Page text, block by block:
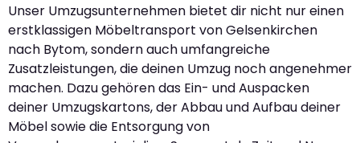
Unser Umzugsunternehmen bietet dir nicht nur einen
erstklassigen Möbeltransport von Gelsenkirchen
nach Bytom, sondern auch umfangreiche
Zusatzleistungen, die deinen Umzug noch angenehmer
machen. Dazu gehören das Ein- und Auspacken
deiner Umzugskartons, der Abbau und Aufbau deiner
Möbel sowie die Entsorgung von